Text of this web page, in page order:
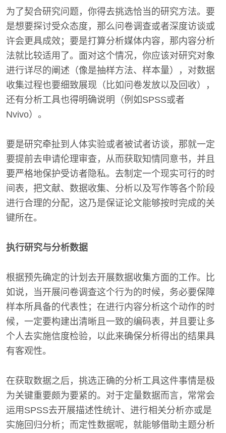
为了契合研究问题，你得去挑选恰当的研究方法。要
是想要探讨受众态度，那么问卷调查或者深度访谈或
许会更具成效；要是打算分析媒体内容，那内容分析
法就比较适用了。面对这个情况，你应该对研究对象
进行详尽的阐述（像是抽样方法、样本量），对数据
收集过程也要细致展现（比如问卷发放以及回收），
还有分析工具也得明确说明（例如SPSS或者
Nvivo）。
要是研究牵扯到人体实验或者被试者访谈，那就一定
要提前去申请伦理审查，从而获取知情同意书，并且
要严格地保护受访者隐私。去制定一个现实可行的时
间表，把文献、数据收集、分析以及写作等各个阶段
进行合理的分配，这乃是保证论文能够按时完成的关
键所在。
执行研究与分析数据
根据预先确定的计划去开展数据收集方面的工作。比
如说，当开展问卷调查这个行为的时候，务必要保障
样本所具备的代表性；在进行内容分析这个动作的时
候，一定要构建出清晰且一致的编码表，并且要让多
个人去实施信度检验，以此来确保分析得出的结果具
有客观性。
在获取数据之后，挑选正确的分析工具这件事情是极
为关键重要颇为要紧的。对于定量数据而言，常常会
运用SPSS去开展描述性统计、进行相关分析亦或是
实施回归分析；而定性数据呢，就能够借助主题分析